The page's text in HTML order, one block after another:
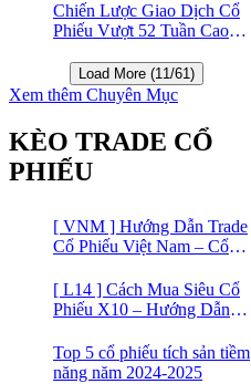
Chiến Lược Giao Dịch Cổ
Phiếu Vượt 52 Tuần Cao
Screener
Load More (11/61)
Xem thêm Chuyên Mục
KÈO TRADE CỔ
PHIẾU
[ VNM ] Hướng Dẫn Trade
Cổ Phiếu Việt Nam – Cổ
[ L14 ] Cách Mua Siêu Cổ
Phiếu X10 – Hướng Dẫn
Cổ phiếu BĐS Licogi 14
Top 5 cổ phiếu tích sản tiềm
năng năm 2024-2025